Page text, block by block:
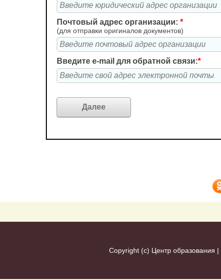
Почтовый адрес организации: *
(для отправки оригиналов документов)
Введите e-mail для обратной связи:*
Copyright (c) Центр образования |